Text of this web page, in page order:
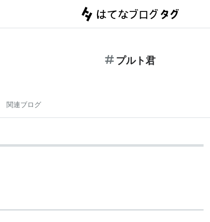
プルト君
関連ブログ